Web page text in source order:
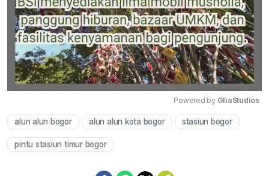
Mute
Powered by GliaStudios
alun alun bogor alun alun kota bogor stasiun bogor
pintu stasiun timur bogor